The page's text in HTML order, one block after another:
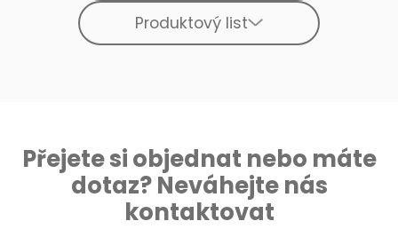
Produktový list
Přejete si objednat nebo máte
dotaz? Neváhejte nás
kontaktovat